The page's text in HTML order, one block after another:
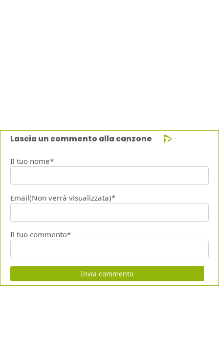
Lascia un commento alla canzone
Il tuo nome*
Email(Non verrà visualizzata)*
Il tuo commento*
Invia commento